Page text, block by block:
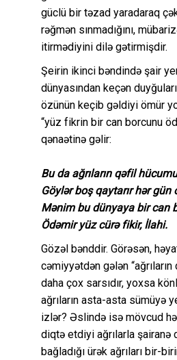
güclü bir təzad yaradaraq
rəğmən sınmadığını,
itirmədiyini dilə gətirmişdir.
Şeirin ikinci bəndində şair
dünyasından keçən
özünün keçib gəldiyi ömür
“yüz fikrin bir can borcunu
qənaətinə gəlir:
Bu da ağrıların qəfil
Göylər boş qaytarır hər gün
Mənim bu dünyaya bir can
Ödəmir yüz cürə fikir, İlahi.
Gözəl bənddir. Görəsən,
cəmiyyətdən gələn
daha çox sarsıdır, yoxsa
ağrıların asta-asta sümüyə
izlər? Əslində isə mövcud
diqtə etdiyi ağrılarla şairanə
bağladığı ürək ağrıları bir-